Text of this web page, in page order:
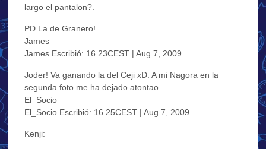
largo el pantalon?.
PD.La de Granero!
James
James Escribió: 16.23CEST | Aug 7, 2009
Joder! Va ganando la del Ceji xD. A mi Nagora en la
segunda foto me ha dejado atontao…
El_Socio
El_Socio Escribió: 16.25CEST | Aug 7, 2009
Kenji: